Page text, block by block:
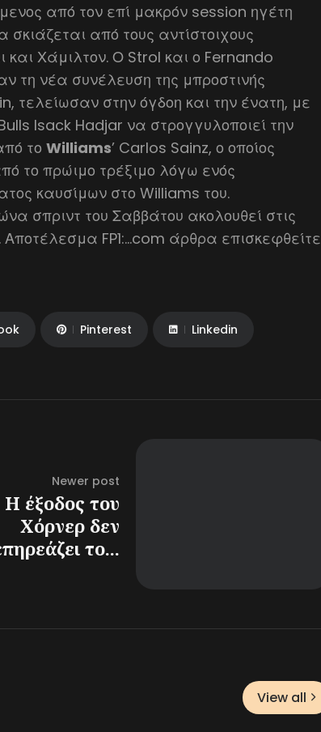
από τον επί μακρόν session ηγέτη
από τους αντίστοιχους
και Χάμιλτον. Ο Strol και ο Fernando
τη νέα συνέλευση της μπροστινής
τελείωσαν στην όγδοη και την ένατη, με
Isack Hadjar να στρογγυλοποιεί την
τοWilliams’ Carlos Sainz, ο οποίος
το πρώιμο τρέξιμο λόγω ενός
καυσίμων στο Williams του.
σπριντ του Σαββάτου ακολουθεί στις
Αποτέλεσμα FP1:…com άρθρα επισκεφθείτε
Pinterest Linkedin
Newer post
Η έξοδος του
Χόρνερ δεν
το...
View all